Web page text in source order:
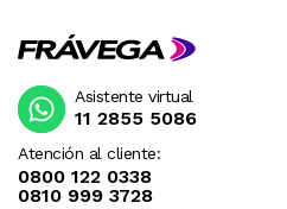
Atención al cliente:
0800 122 0338
0810 999 3728
Asistente virtual
11 2855 5086